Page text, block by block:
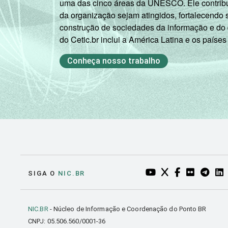
Fundamental
2º ano do
Ensino Médio
¹ Base: 1246 professores que
setembro e dezembro de 2013.
Fonte: NIC.br - set 2013 / dez 2013
uma das cinco áreas da UNESCO. Ele
da organização sejam atingidos, fortalecendo
construção de sociedades da informação e
do Cetic.br inclui a América Latina e os
Conheça nosso trabalho
SIGA O NIC.BR YOUTUBE DO NIC.BR
TWITTER DO
FACEBOOK
FLICKR
NIC.BR- Núcleo de Informação e Coordenação do Ponto BR
CNPJ: 05.506.560/0001-36